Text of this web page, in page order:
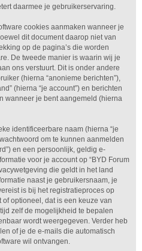
daarmee je gebruikerservaring.
cookies aanmaken wanneer je
dit document daarop niet van
op de pagina’s die worden
De tweede manier is waarin wij je
ons verstuurt. Dit is onder andere
(hierna “anonieme berichten”),
(hierna “je account”) en berichten
wanneer je bent aangemeld (hierna
identificeerbare naam (hierna “je
om te kunnen aanmelden
en een persoonlijk, geldig e-
voor je account op “BYD Forum
die geldt in het land
naast je gebruikersnaam, je
is bij het registratieproces op
of optioneel, dat is een keuze van
zelf de mogelijkheid te bepalen
wordt weergegeven. Verder heb
of je de e-mails die automatisch
wil ontvangen.